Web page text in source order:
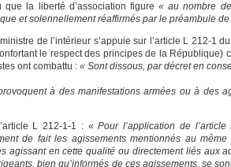
que la liberté d’association figure « au nombre
et solennellement réaffirmés par le préambule
de l’intérieur s’appuie sur l’article L 212-1
le respect des principes de la
ont combattu : « Sont dissous, par décret en
à des manifestations armées ou à des
L 212-1-1 : «Pour l’application de
de fait les agissements mentionnés au
agissant en cette qualité ou directement liés aux
bien qu’informés de ces agissements, se